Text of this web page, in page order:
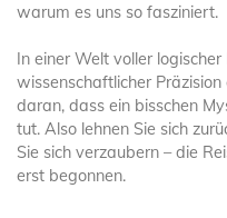
warum es uns so fasziniert.
In einer Welt voller logischer
wissenschaftlicher
daran, dass ein bisschen
tut. Also lehnen Sie sich
Sie sich verzaubern – die
erst begonnen.